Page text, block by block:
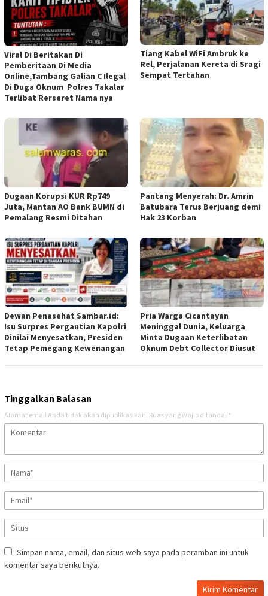
Viral Di Beritakan Di
Pemberitaan Di Media
Online,Tambang Galian C Ilegal
Di Duga Oknum Polres Takalar
Terlibat Rerseret Nama nya
Tiang Kabel WiFi Ambruk ke
Rel, Perjalanan Kereta di Sragi
Sempat Tertahan
Dugaan Korupsi KUR Rp749
Juta, Mantan AO Bank BUMN di
Pemalang Resmi Ditahan
Pantang Menyerah: Dr. Amrin
Batubara Terus Berjuang demi
Hak 23 Korban
Dewan Penasehat Sambar.id:
Isu Surpres Pergantian Kapolri
Dinilai Menyesatkan, Presiden
Tetap Pemegang Kewenangan
Pria Warga Cicantayan
Meninggal Dunia, Keluarga
Minta Dugaan Keterlibatan
Oknum Debt Collector Diusut
Tinggalkan Balasan
Alamat email Anda tidak akan dipublikasikan. Ruas yang wajib ditandai *
Simpan nama, email, dan situs web saya pada peramban ini untuk
komentar saya berikutnya.